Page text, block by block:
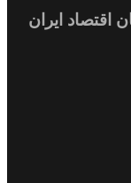
اقتصاد ایران